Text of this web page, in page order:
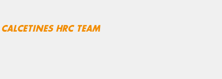
HRC TEAM